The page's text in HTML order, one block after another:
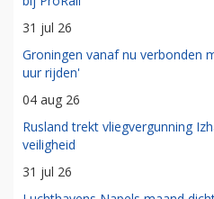
31 jul 26
Groningen vanaf nu verbonden
uur rijden'
04 aug 26
Rusland trekt vliegvergunning
veiligheid
31 jul 26